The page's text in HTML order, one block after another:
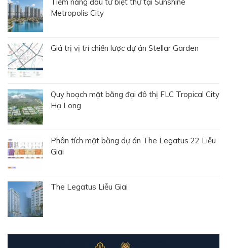
Tiềm năng đầu tư biệt thự tại Sunshine
Metropolis City
Giá trị vị trí chiến lược dự án Stellar Garden
Quy hoạch mặt bằng đại đô thị FLC Tropical City
Hạ Long
Phân tích mặt bằng dự án The Legatus 22 Liễu
Giai
The Legatus Liễu Giai